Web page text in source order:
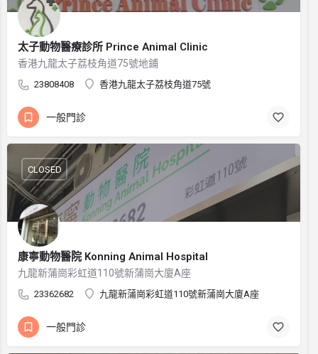
太子動物醫療診所 Prince Animal Clinic
香港九龍太子荔枝角道75號地鋪
23808408 香港九龍太子荔枝角道75號
一般門診
康寧動物醫院 Konning Animal Hospital
九龍新蒲崗彩虹道110號新蒲崗大廈A座
23362682 九龍新蒲崗彩虹道110號新蒲崗大廈A座
CLOSED
一般門診